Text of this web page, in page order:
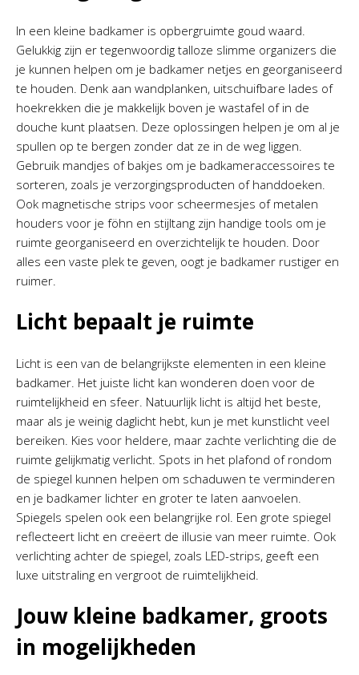
In een kleine badkamer is opbergruimte goud waard.
Gelukkig zijn er tegenwoordig talloze slimme organizers die
je kunnen helpen om je badkamer netjes en georganiseerd
te houden. Denk aan wandplanken, uitschuifbare lades of
hoekrekken die je makkelijk boven je wastafel of in de
douche kunt plaatsen. Deze oplossingen helpen je om al je
spullen op te bergen zonder dat ze in de weg liggen.
Gebruik mandjes of bakjes om je badkameraccessoires te
sorteren, zoals je verzorgingsproducten of handdoeken.
Ook magnetische strips voor scheermesjes of metalen
houders voor je föhn en stijltang zijn handige tools om je
ruimte georganiseerd en overzichtelijk te houden. Door
alles een vaste plek te geven, oogt je badkamer rustiger en
ruimer.
Licht bepaalt je ruimte
Licht is een van de belangrijkste elementen in een kleine
badkamer. Het juiste licht kan wonderen doen voor de
ruimtelijkheid en sfeer. Natuurlijk licht is altijd het beste,
maar als je weinig daglicht hebt, kun je met kunstlicht veel
bereiken. Kies voor heldere, maar zachte verlichting die de
ruimte gelijkmatig verlicht. Spots in het plafond of rondom
de spiegel kunnen helpen om schaduwen te verminderen
en je badkamer lichter en groter te laten aanvoelen.
Spiegels spelen ook een belangrijke rol. Een grote spiegel
reflecteert licht en creëert de illusie van meer ruimte. Ook
verlichting achter de spiegel, zoals LED-strips, geeft een
luxe uitstraling en vergroot de ruimtelijkheid.
Jouw kleine badkamer, groots
in mogelijkheden